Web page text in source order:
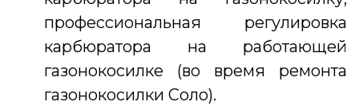
профессиональная регулировка
карбюратора на работающей
газонокосилке (во время ремонта
газонокосилки Соло).